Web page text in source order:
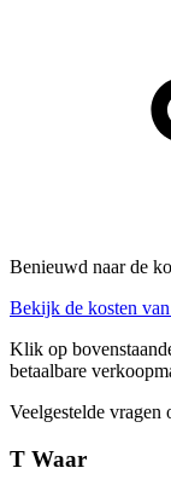
Benieuwd naar de
Bekijk de kosten
Klik op
betaalbare
Veelgestelde vragen
T Waar